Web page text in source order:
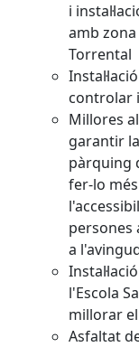
i
amb
Torrental
controlar
Millores
garantir
pàrquing
fer-lo
persones
a
l'Escola
millorar
Asfaltat